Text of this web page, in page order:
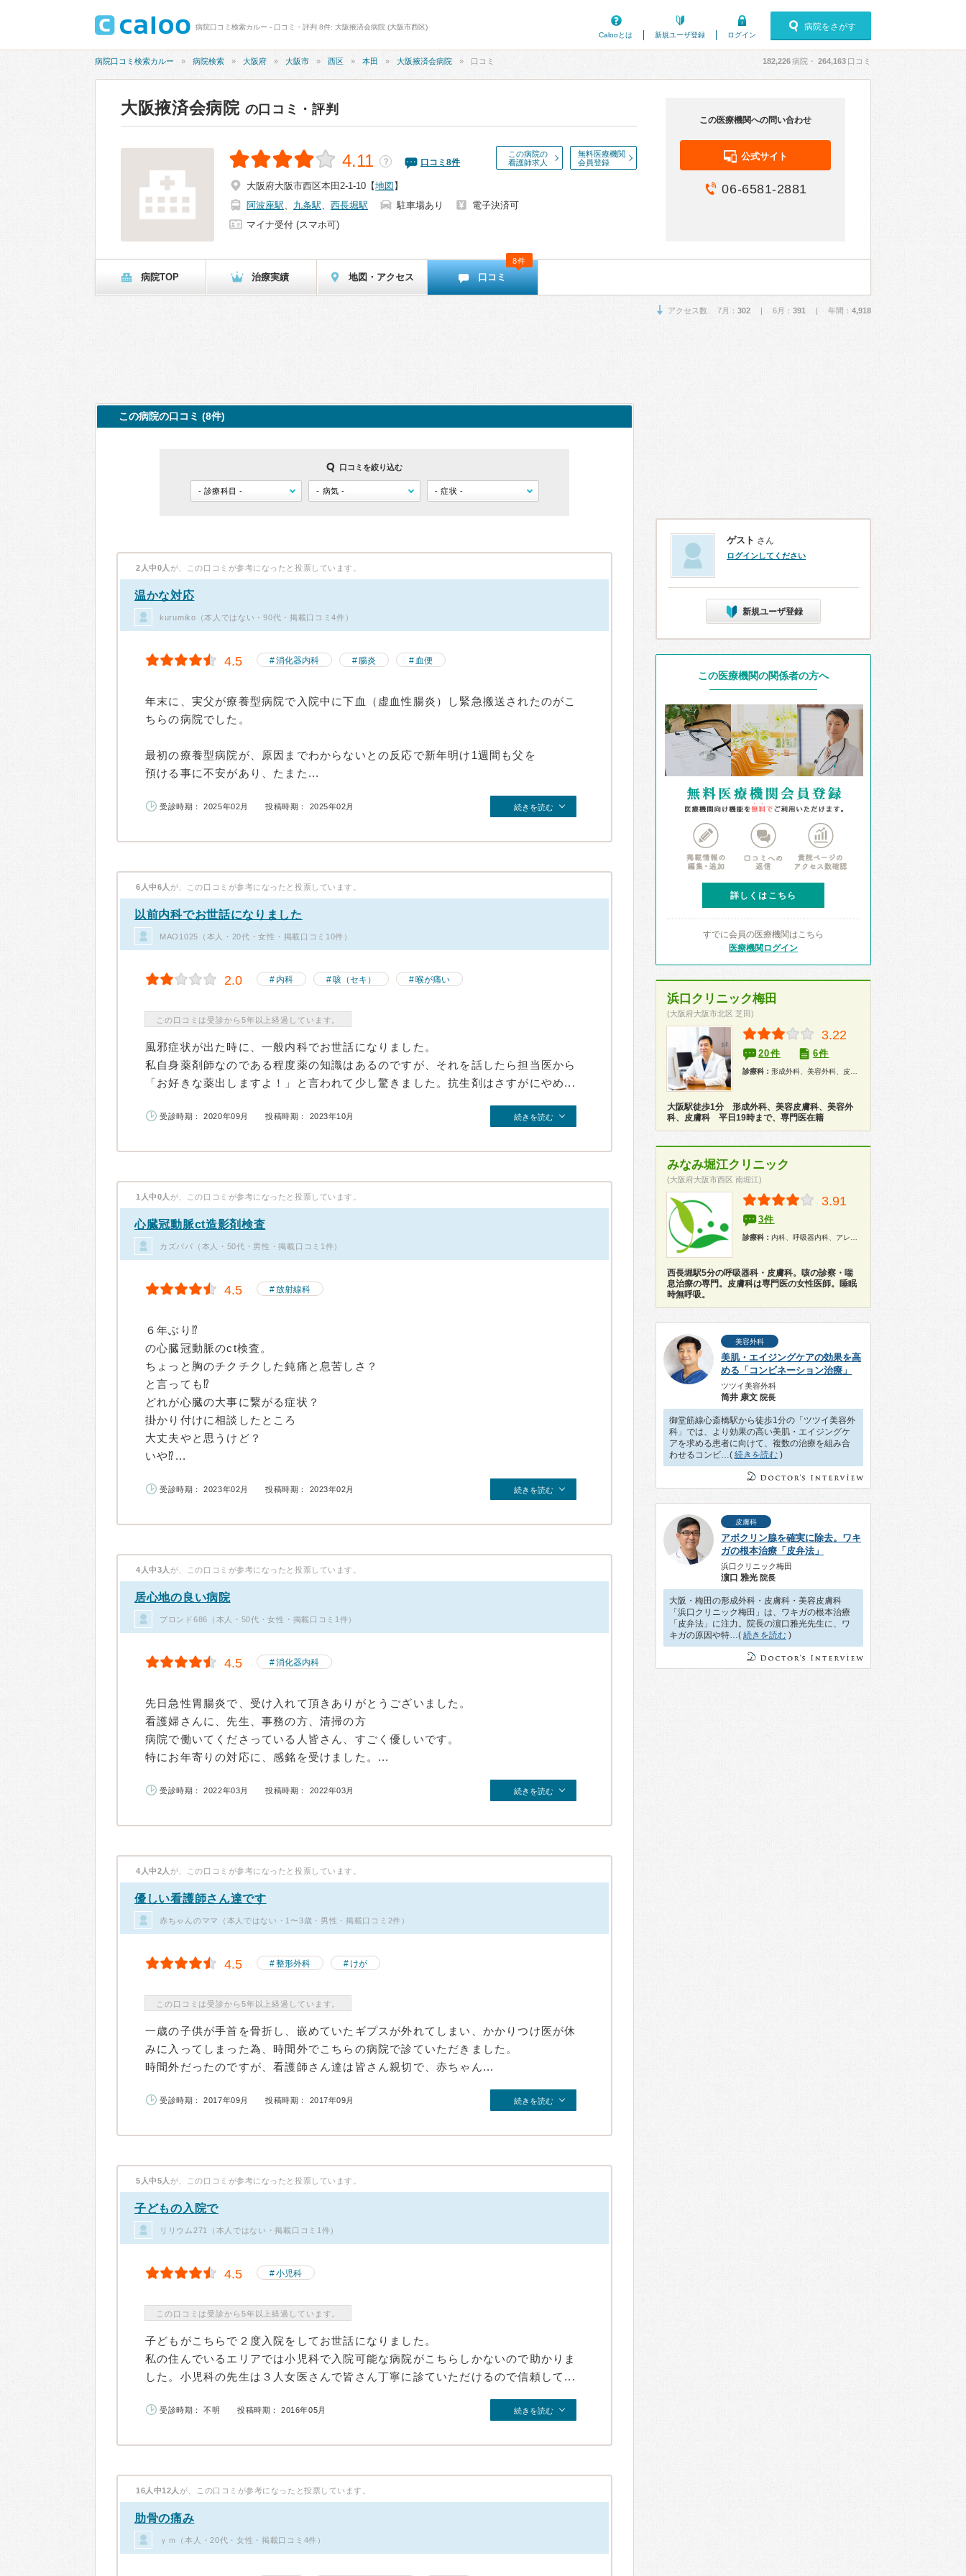
病院口コミ検索カルー - 口コミ・評判 8件: 大阪掖済会病院 (大阪市西区)
Calooとは
新規ユーザ登録 ログイン
病院をさがす
病院口コミ検索カルー 病院検索 大阪府 大阪市 西区 本田 大阪掖済会病院 口コミ 182,226病院・ 264,163 口コミ
大阪掖済会病院 の口コミ・評判
この病院の
看護師求人
無料医療機関
会員登録
4.11 ？ 口コミ 8件
大阪府大阪市西区本田2-1-10 【地図 】
阿波座駅、 九条駅、 西長堀駅 駐車場あり
電子決済可
マイナ受付 (スマホ可)
この医療機関への問い合わせ
公式サイト
06-6581-2881
病院TOP 治療実績 地図・アクセス 口コミ
8件
アクセス数 7月： 302 | 6月： 391 | 年間： 4,918
この病院の口コミ (8件)
口コミを絞り込む
2人中0人 が、この口コミが参考になったと投票しています。
温かな対応
kurumiko（本人ではない・90代・掲載口コミ4件）
4.5 消化器内科 腸炎 血便
年末に、実父が療養型病院で入院中に下血（虚血性腸炎）し緊急搬送されたのがこ
ちらの病院でした。
最初の療養型病院が、原因までわからないとの反応で新年明け1週間も父を
預ける事に不安があり、たまた...
受診時期： 2025年02月 投稿時期： 2025年02月 続きを読む
6人中6人 が、この口コミが参考になったと投票しています。
以前内科でお世話になりました
MAO1025（本人・20代・女性・掲載口コミ10件）
2.0 内科 咳（セキ） 喉が痛い
この口コミは受診から5年以上経過しています。
風邪症状が出た時に、一般内科でお世話になりました。
私自身薬剤師なのである程度薬の知識はあるのですが、それを話したら担当医から
「お好きな薬出しますよ！」と言われて少し驚きました。抗生剤はさすがにやめ...
受診時期： 2020年09月 投稿時期： 2023年10月 続きを読む
1人中0人 が、この口コミが参考になったと投票しています。
心臓冠動脈ct造影剤検査
カズパパ（本人・50代・男性・掲載口コミ1件）
4.5 放射線科
６年ぶり⁉️
の心臓冠動脈のct検査。
ちょっと胸のチクチクした鈍痛と息苦しさ？
と言っても⁉️
どれが心臓の大事に繋がる症状？
掛かり付けに相談したところ
大丈夫やと思うけど？
いや⁉...
受診時期： 2023年02月 投稿時期： 2023年02月 続きを読む
4人中3人 が、この口コミが参考になったと投票しています。
居心地の良い病院
ブロンド686（本人・50代・女性・掲載口コミ1件）
4.5 消化器内科
先日急性胃腸炎で、受け入れて頂きありがとうございました。
看護婦さんに、先生、事務の方、清掃の方
病院で働いてくださっている人皆さん、すごく優しいです。
特にお年寄りの対応に、感銘を受けました。...
受診時期： 2022年03月 投稿時期： 2022年03月 続きを読む
4人中2人 が、この口コミが参考になったと投票しています。
優しい看護師さん達です
赤ちゃんのママ（本人ではない・1〜3歳・男性・掲載口コミ2件）
4.5 整形外科 けが
この口コミは受診から5年以上経過しています。
一歳の子供が手首を骨折し、嵌めていたギプスが外れてしまい、かかりつけ医が休
みに入ってしまった為、時間外でこちらの病院で診ていただきました。
時間外だったのですが、看護師さん達は皆さん親切で、赤ちゃん...
受診時期： 2017年09月 投稿時期： 2017年09月 続きを読む
5人中5人 が、この口コミが参考になったと投票しています。
子どもの入院で
リリウム271（本人ではない・掲載口コミ1件）
4.5 小児科
この口コミは受診から5年以上経過しています。
子どもがこちらで２度入院をしてお世話になりました。
私の住んでいるエリアでは小児科で入院可能な病院がこちらしかないので助かりま
した。小児科の先生は３人女医さんで皆さん丁寧に診ていただけるので信頼して...
受診時期： 不明 投稿時期： 2016年05月 続きを読む
16人中12人 が、この口コミが参考になったと投票しています。
肋骨の痛み
ｙｍ（本人・20代・女性・掲載口コミ4件）
ゲスト さん
ログインしてください
新規ユーザ登録
この医療機関の関係者の方へ
詳しくはこちら
すでに会員の医療機関はこちら
医療機関ログイン
浜口クリニック梅田
(大阪府大阪市北区 芝田)
3.22
20件 6件
診療科： 形成外科、美容外科、皮膚科、泌尿器科
大阪駅徒歩1分 形成外科、美容皮膚科、美容外
科、皮膚科 平日19時まで、専門医在籍
みなみ堀江クリニック
(大阪府大阪市西区 南堀江)
3.91
3件
診療科： 内科、呼吸器内科、アレルギー科、外科、皮膚科、美容皮膚科、健康診断
西長堀駅5分の呼吸器科・皮膚科。咳の診察・喘
息治療の専門。皮膚科は専門医の女性医師。睡眠
時無呼吸。
美容外科
美肌・エイジングケアの効果を高
める「コンビネーション治療」
ツツイ美容外科
筒井 康文 院長
御堂筋線心斎橋駅から徒歩1分の「ツツイ美容外
科」では、より効果の高い美肌・エイジングケ
アを求める患者に向けて、複数の治療を組み合
わせるコンビ…( 続きを読む )
皮膚科
アポクリン腺を確実に除去。ワキ
ガの根本治療「皮弁法」
浜口クリニック梅田
濵口 雅光 院長
大阪・梅田の形成外科・皮膚科・美容皮膚科
「浜口クリニック梅田」は、ワキガの根本治療
「皮弁法」に注力。院長の濵口雅光先生に、ワ
キガの原因や特…( 続きを読む )